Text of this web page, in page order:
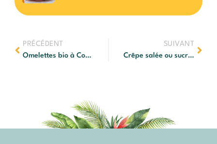
PRÉCÉDENT
Omelettes bio à Cormontreuil : fraîcheur et création
SUIVANT
Crêpe salée ou sucrée, un plaisir gourmand à partager !